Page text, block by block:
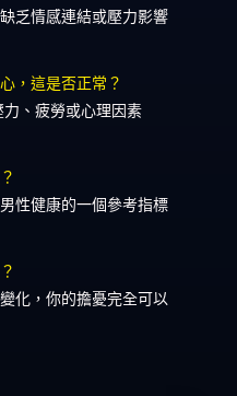
乏情感連結或壓力影響
，這是否正常？
、疲勞或心理因素
性健康的一個參考指標
化，你的擔憂完全可以